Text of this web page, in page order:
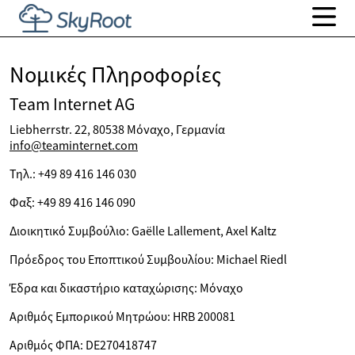
Νομικές Πληροφορίες
Team Internet AG
Liebherrstr. 22, 80538 Μόναχο, Γερμανία
info@teaminternet.com
Τηλ.: +49 89 416 146 030
Φαξ: +49 89 416 146 090
Διοικητικό Συμβούλιο: Gaëlle Lallement, Axel Kaltz
Πρόεδρος του Εποπτικού Συμβουλίου: Michael Riedl
Έδρα και δικαστήριο καταχώρισης: Μόναχο
Αριθμός Εμπορικού Μητρώου: HRB 200081
Αριθμός ΦΠΑ: DE270418747